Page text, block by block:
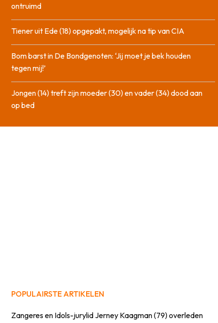
ontruimd
Tiener uit Ede (18) opgepakt, mogelijk na tip van CIA
Bom barst in De Bondgenoten: ‘Jij moet je bek houden
tegen mij!’
Jongen (14) treft zijn moeder (30) en vader (34) dood aan
op bed
POPULAIRSTE ARTIKELEN
Zangeres en Idols-jurylid Jerney Kaagman (79) overleden